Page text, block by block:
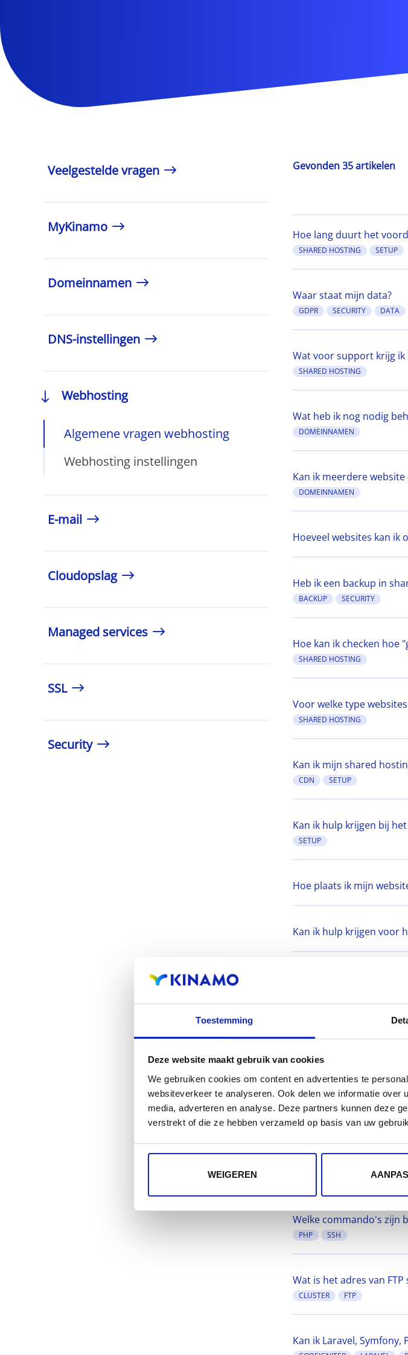
Toestemming
Deze website maakt gebruik van cookies
We gebruiken cookies om content en advertenties te
websiteverkeer te analyseren. Ook delen we informatie
media, adverteren en analyse. Deze partners kunnen deze
verstrekt of die ze hebben verzameld op basis van uw
WEIGEREN
Veelgestelde vragen
MyKinamo
Domeinnamen
DNS-instellingen
Webhosting
Algemene vragen webhosting
Webhosting instellingen
E-mail
Cloudopslag
Managed services
SSL
Security
Gevonden 35 artikelen
Hoe lang duurt het
SHARED HOSTING SETUP
Waar staat mijn data?
GDPR SECURITY DATA
Wat voor support krijg
SHARED HOSTING
Wat heb ik nog nodig
DOMEINNAMEN
Kan ik meerdere
DOMEINNAMEN
Hoeveel websites kan ik
Heb ik een backup in
BACKUP SECURITY
Hoe kan ik checken hoe
SHARED HOSTING
Voor welke type
SHARED HOSTING
Kan ik mijn shared
CDN SETUP
Kan ik hulp krijgen bij
SETUP
Hoe plaats ik mijn
Kan ik hulp krijgen voor
Is er een
voegen?
Welke types websites
PHP
Verbinding maken met
SSL
Welke commando's zijn
PHP SSH
Wat is het adres van
CLUSTER FTP
Kan ik Laravel,